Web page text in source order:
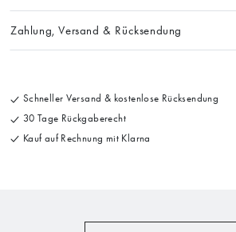
Zahlung, Versand & Rücksendung
Schneller Versand & kostenlose Rücksendung
30 Tage Rückgaberecht
Kauf auf Rechnung mit Klarna